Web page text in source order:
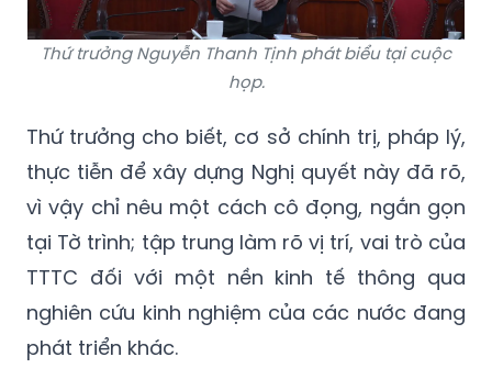
Thứ trưởng Nguyễn Thanh Tịnh phát biểu tại cuộc
họp.
Thứ trưởng cho biết, cơ sở chính trị, pháp lý,
thực tiễn để xây dựng Nghị quyết này đã rõ,
vì vậy chỉ nêu một cách cô đọng, ngắn gọn
tại Tờ trình; tập trung làm rõ vị trí, vai trò của
TTTC đối với một nền kinh tế thông qua
nghiên cứu kinh nghiệm của các nước đang
phát triển khác.